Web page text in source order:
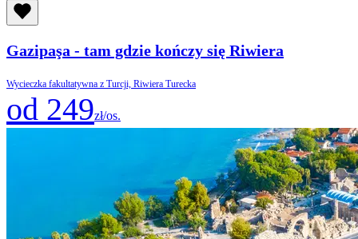
Gazipaşa - tam gdzie kończy się Riwiera
Wycieczka fakultatywna z Turcji, Riwiera Turecka
od 249zł/os.